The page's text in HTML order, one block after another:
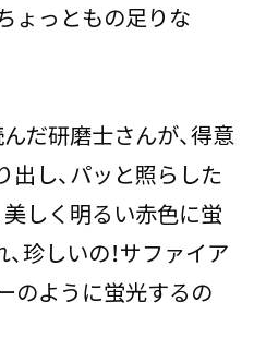
ょっともの足りな
だ研磨士さんが、得意
し、パッと照らした
美しく明るい赤色に蛍
珍しいの！サファイア
のように蛍光するの